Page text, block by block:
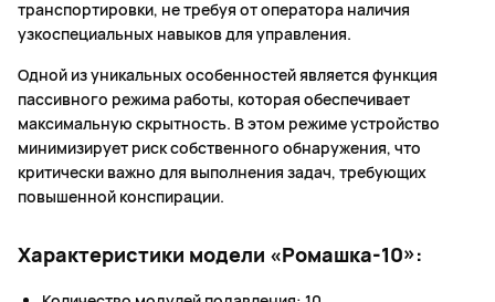
транспортировки, не требуя от оператора наличия
узкоспециальных навыков для управления.
Одной из уникальных особенностей является функция
пассивного режима работы, которая обеспечивает
максимальную скрытность. В этом режиме устройство
минимизирует риск собственного обнаружения, что
критически важно для выполнения задач, требующих
повышенной конспирации.
Характеристики модели «Ромашка-10»: